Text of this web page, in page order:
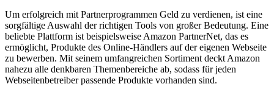
Um erfolgreich mit Partnerprogrammen Geld zu⁢ verdienen, ist ‌eine
⁤sorgfältige Auswahl ⁢der ​richtigen Tools von großer Bedeutung. Eine
⁤beliebte ​Plattform ist‍ beispielsweise Amazon PartnerNet, das ⁢es
ermöglicht,​ Produkte⁣ des ‌Online-Händlers auf der eigenen Webseite
zu bewerben. Mit seinem ‍umfangreichen Sortiment deckt Amazon
nahezu ‍alle denkbaren Themenbereiche ab, sodass für jeden
Webseitenbetreiber passende Produkte vorhanden sind.